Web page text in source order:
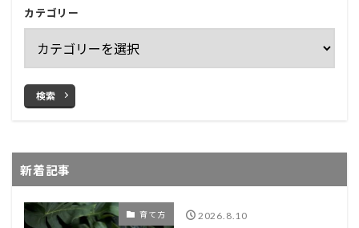
カテゴリー
検索
新着記事
育て方 2026.8.10